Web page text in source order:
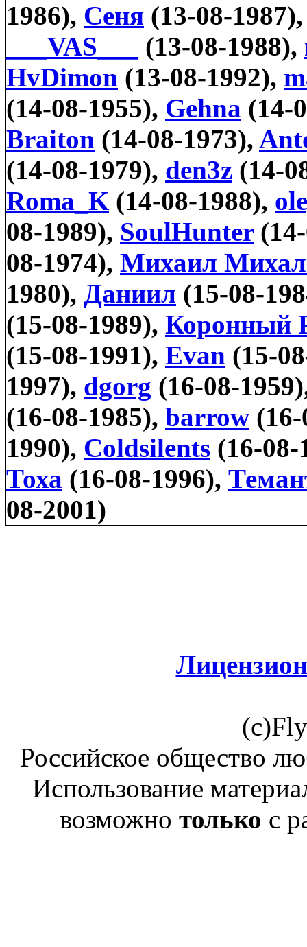
1986), Сеня (13-08-
___VAS___
(13-08-1988),
HvDimon (13-08-1992),
(14-08-1955), Gehna (14-
Braiton (14-08-1973),
(14-08-1979), den3z (14-
Roma_K (14-08-1988),
08-1989), SoulHunter
08-1974), Михаил
1980), Даниил (15-08-
(15-08-1989), Коронный
(15-08-1991), Evan (15-
1997), dgorg (16-08-
(16-08-1985), barrow
1990), Coldsilents (16-
Тоха (16-08-1996),
08-2001)
Российское общество
Использование
возможно только с